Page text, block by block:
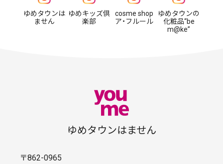
ゆめタウンは
ません
ゆめキッズ倶
楽部
cosme shop
ア・フルール
ゆめタウンの
化粧品“be
m@ke”
ゆめタウンはません
〒862-0965